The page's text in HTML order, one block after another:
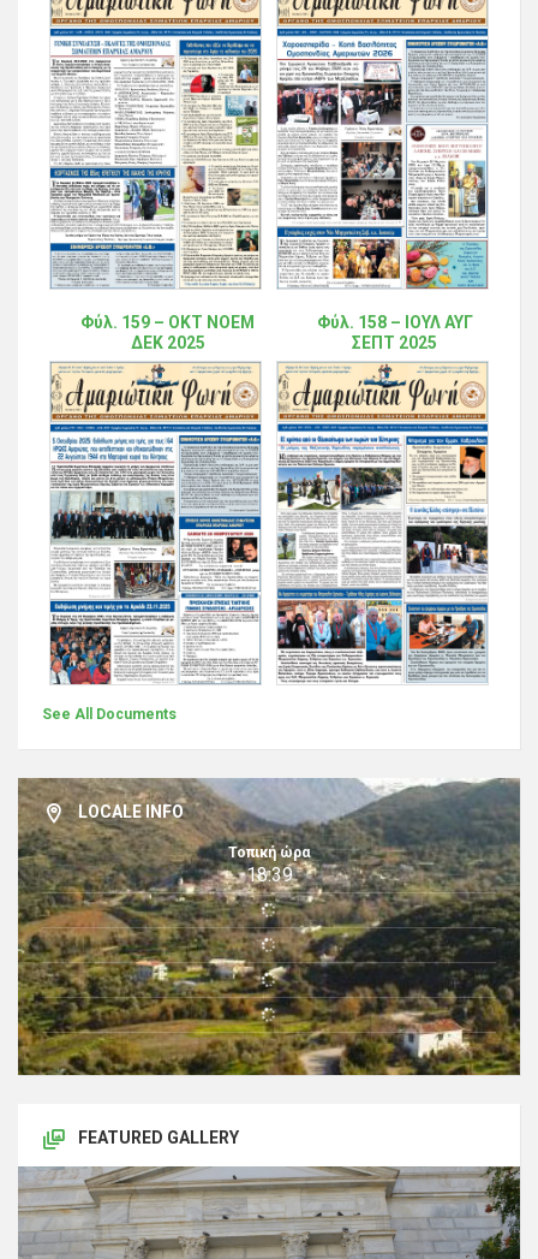
Φύλ. 159 – ΟΚΤ ΝΟΕΜ
ΔΕΚ 2025
Φύλ. 158 – ΙΟΥΛ ΑΥΓ
ΣΕΠΤ 2025
See All Documents
LOCALE INFO
Τοπική ώρα
18:39
FEATURED GALLERY